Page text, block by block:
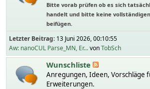
Bitte vorab prüfen ob es sich
handelt und bitte keine
beifügen.
Letzter Beitrag: 13 Juni 2026, 00:10:55
Aw: nanoCUL Parse_MN, Er...vonTobSch
Wunschliste
Anregungen, Ideen, Vorschläge
Erweiterungen.